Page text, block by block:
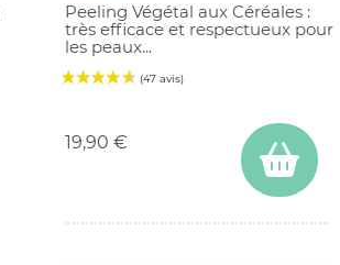
Peeling Végétal aux Céréales :
très efficace et respectueux pour
les peaux...
19,90 €